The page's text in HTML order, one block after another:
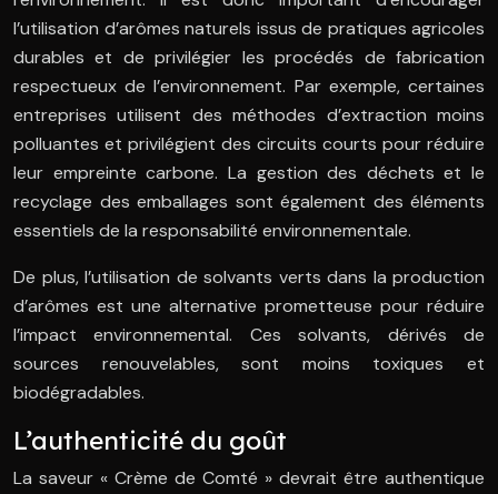
l’utilisation d’arômes naturels issus de pratiques agricoles
durables et de privilégier les procédés de fabrication
respectueux de l’environnement. Par exemple, certaines
entreprises utilisent des méthodes d’extraction moins
polluantes et privilégient des circuits courts pour réduire
leur empreinte carbone. La gestion des déchets et le
recyclage des emballages sont également des éléments
essentiels de la responsabilité environnementale.
De plus, l’utilisation de solvants verts dans la production
d’arômes est une alternative prometteuse pour réduire
l’impact environnemental. Ces solvants, dérivés de
sources renouvelables, sont moins toxiques et
biodégradables.
L’authenticité du goût
La saveur « Crème de Comté » devrait être authentique